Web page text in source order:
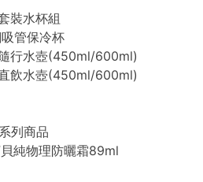
裝水杯組
管保冷杯
行水壺(450ml/600ml)
飲水壺(450ml/600ml)
列商品
純物理防曬霜89ml